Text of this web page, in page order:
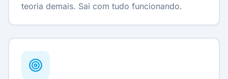
teoria demais. Sai com tudo funcionando.